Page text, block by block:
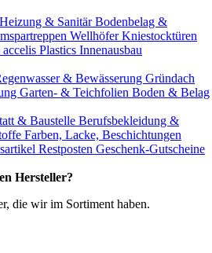
Heizung & SanitärBodenbelag &
Wellhöfer Kniestocktüren
Plastics Innenausbau
& Bewässerung Gründach
Garten- & Teichfolien Boden & Belag
& Baustelle Berufsbekleidung &
Farben, Lacke, Beschichtungen
Restposten Geschenk-Gutscheine
Hersteller?
die wir im Sortiment haben.